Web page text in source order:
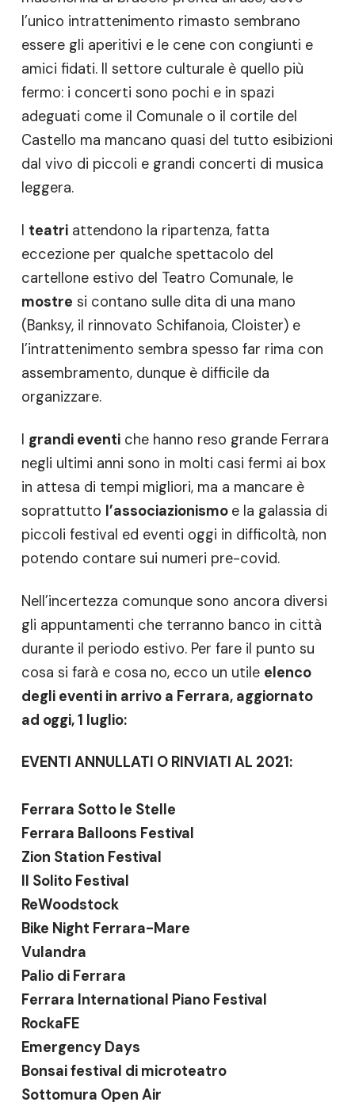
l’unico intrattenimento rimasto sembrano
essere gli aperitivi e le cene con congiunti e
amici fidati. Il settore culturale è quello più
fermo: i concerti sono pochi e in spazi
adeguati come il Comunale o il cortile del
Castello ma mancano quasi del tutto esibizioni
dal vivo di piccoli e grandi concerti di musica
leggera.
I teatriattendono la ripartenza, fatta
eccezione per qualche spettacolo del
cartellone estivo del Teatro Comunale, le
mostre si contano sulle dita di una mano
(Banksy, il rinnovato Schifanoia, Cloister) e
l’intrattenimento sembra spesso far rima con
assembramento, dunque è difficile da
organizzare.
I grandi eventiche hanno reso grande Ferrara
negli ultimi anni sono in molti casi fermi ai box
in attesa di tempi migliori, ma a mancare è
soprattutto l’associazionismo e la galassia di
piccoli festival ed eventi oggi in difficoltà, non
potendo contare sui numeri pre-covid.
Nell’incertezza comunque sono ancora diversi
gli appuntamenti che terranno banco in città
durante il periodo estivo. Per fare il punto su
cosa si farà e cosa no, ecco un utile elenco
degli eventi in arrivo a Ferrara, aggiornato
ad oggi, 1 luglio:
EVENTI ANNULLATI O RINVIATI AL 2021:
Ferrara Sotto le Stelle
Ferrara Balloons Festival
Zion Station Festival
Il Solito Festival
ReWoodstock
Bike Night Ferrara-Mare
Vulandra
Palio di Ferrara
Ferrara International Piano Festival
RockaFE
Emergency Days
Bonsai festival di microteatro
Sottomura Open Air